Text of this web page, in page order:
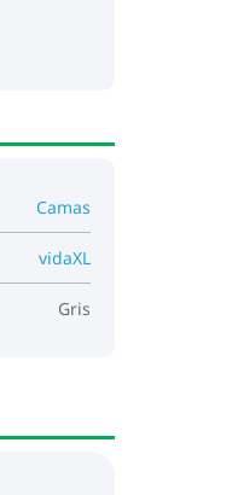
Camas
vidaXL
Gris